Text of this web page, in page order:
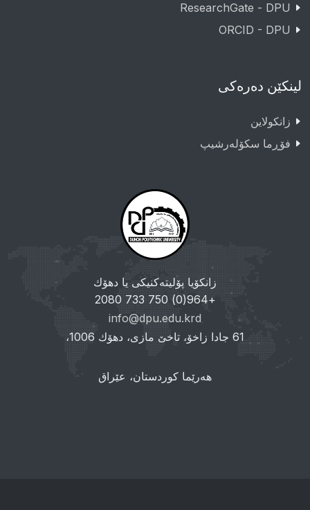
ResearchGate - DPU
ORCID - DPU
لینکێن دەرەکی
زانکولاین
فۆڕما سکۆلەرشیپ
زانکۆیا پۆلیتەکنیکی یا دهۆك
+964(0) 750 733 2080
info@dpu.edu.krd
61 جادا زاخۆ، تاخێ مازی، دهۆك 1006،
هەرێما کوردستان، عێراق